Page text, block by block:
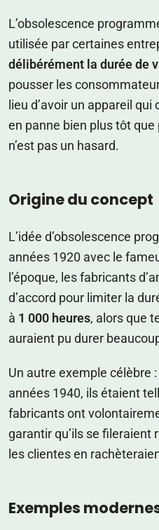
L’obsolescence
utilisée par certaines
délibérément la durée de
pousser les
lieu d’avoir un appareil
en panne bien plus tôt
n’est pas un hasard.
Origine du concept
L’idée d’obsolescence
années 1920 avec le
l’époque, les fabricants
d’accord pour limiter la
à 1 000 heures, alors que
auraient pu durer
Un autre exemple célèbre :
années 1940, ils étaient
fabricants ont
garantir qu’ils se
les clientes en
Exemples